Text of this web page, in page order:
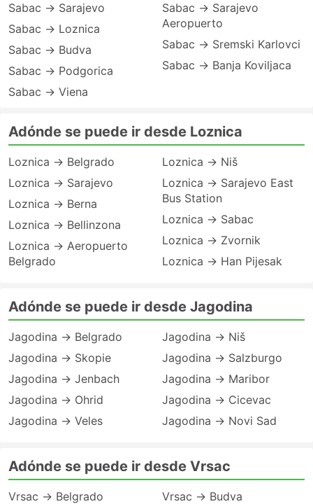
Sabac → Sarajevo
Sabac → Loznica
Sabac → Budva
Sabac → Podgorica
Sabac → Viena
Sabac → Sarajevo
Aeropuerto
Sabac → Sremski Karlovci
Sabac → Banja Koviljaca
Adónde se puede ir desde Loznica
Loznica → Belgrado
Loznica → Sarajevo
Loznica → Berna
Loznica → Bellinzona
Loznica → Aeropuerto
Belgrado
Loznica → Niš
Loznica → Sarajevo East
Bus Station
Loznica → Sabac
Loznica → Zvornik
Loznica → Han Pijesak
Adónde se puede ir desde Jagodina
Jagodina → Belgrado
Jagodina → Skopie
Jagodina → Jenbach
Jagodina → Ohrid
Jagodina → Veles
Jagodina → Niš
Jagodina → Salzburgo
Jagodina → Maribor
Jagodina → Cicevac
Jagodina → Novi Sad
Adónde se puede ir desde Vrsac
Vrsac → Belgrado
Vrsac → Budva